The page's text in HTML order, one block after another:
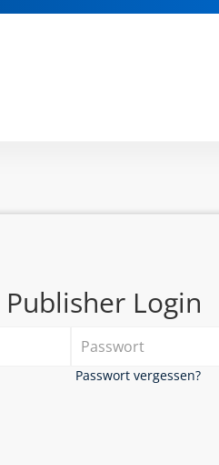
Publisher Login
Passwort vergessen?